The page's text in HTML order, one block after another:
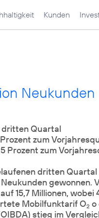
Kunden
Neukunden
dritten Quartal
zum
Prozent zum
dritten Quartal
gewonnen.
15,7 Millionen,
Mobilfunktarif O2 o
stieg im